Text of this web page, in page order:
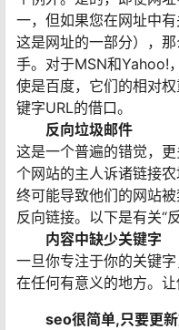
一，但如果您在网址中有
这是网址的一部分），
手。对于MSN和Yahoo!
使是百度，它们的相对
键字URL的借口。
反向垃圾邮件
这是一个普遍的错觉，
个网站的主人诉诸链接
终可能导致他们的网站
反向链接。以下是有关“
内容中缺少关键字
一旦你专注于你的关键
在任何有意义的地方。让
seo很简单,只要更新